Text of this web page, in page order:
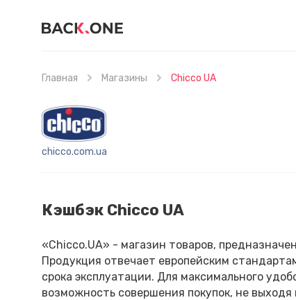
Главная Магазины Chicco UA
chicco.com.ua
Кэшбэк Chicco UA
«Chicco.UA» - магазин товаров,
Продукция отвечает европейским
срока эксплуатации. Для максимального
возможность совершения покупок, не